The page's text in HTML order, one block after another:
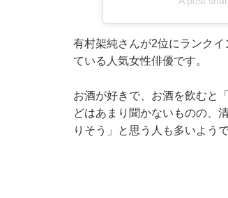
有村架純さんが2位にランク
ている人気女性俳優です。
お酒が好きで、お酒を飲むと
どはあまり聞かないものの、
りそう」と思う人も多いようで